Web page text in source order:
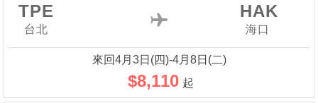
TPE
台北
HAK
海口
來回4月3日(四)-4月8日(二)
$8,110 起